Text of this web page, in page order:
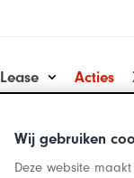
Lease Acties
Wij gebruiken
Deze website